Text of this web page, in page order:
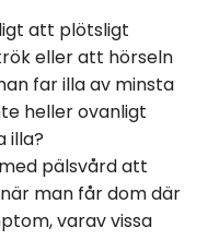
att plötsligt
eller att hörseln
far illa av minsta
heller ovanligt
illa?
pälsvård att
man får dom där
varav vissa